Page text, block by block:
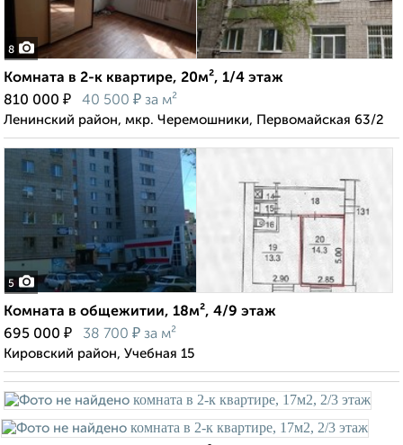
8
Комната в 2-к квартире, 20м², 1/4 этаж
810 000 ₽ 40 500 ₽ за м²
Ленинский район, мкр. Черемошники, Первомайская 63/2
5
Комната в общежитии, 18м², 4/9 этаж
695 000 ₽ 38 700 ₽ за м²
Кировский район, Учебная 15